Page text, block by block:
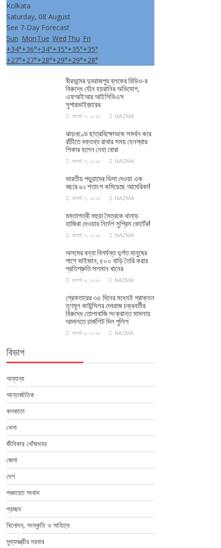
Kolkata
Saturday, 08 August
See 7-Day Forecast
Sun MonTue Wed Thu Fri
+34°+36°+34°+35°+35°+35°
+27°+27°+28°+29°+29°+28°
বীরভূমের দুবরাজপুর ব্লকের বিডিও-র
বিরুদ্ধে যৌন হয়রানির অভিযোগ,
এফআইআর আইসিডিএস
সুপারভাইজ়ারের
আগস্ট ৭, ২০২৬ NAZMA
ঝাড়খণ্ডে ছাত্রবিক্ষোভকে সমর্থন করে
রাঁচীতে বক্তব্য রাখার সময় হেনস্থার
শিকার হলেন নেহা বোরা
আগস্ট ৭, ২০২৬ NAZMA
ভারতীয় পড়ুয়াদের ভিসা দেওয়া এক
বছরে ৬২ শতাংশ কমিয়েছে আমেরিকা!
আগস্ট ৭, ২০২৬ NAZMA
মমতাপন্থী মহুয়া মৈত্রকে থানায়
হাজিরা দেওয়ার নির্দেশ সুপ্রিম কোর্টের!
আগস্ট ৭, ২০২৬ NAZMA
অসমের বন্যা বিপর্যস্ত দুর্গত মানুষের
পাশে ভাইজান, ৫০০ বাড়ি তৈরি করার
প্রতিশ্রুতি সলমান খানের
আগস্ট ৬, ২০২৬ NAZMA
গ্রেফতারের ৩৫ দিনের মধ্যেই প্রাক্তন
তৃণমূল কাউন্সিলর দেবরাজ চক্রবর্তীর
বিরুদ্ধে তোলাবাজি সংক্রান্ত মামলায়
আদালতে চার্জশিট দিল পুলিশ
আগস্ট ৬, ২০২৬ NAZMA
বিভাগ
অন্যান্য
আন্তর্জাতিক
কলকাতা
খেলা
জীবিকার খোঁজখবর
জেলা
দেশ
পঞ্চায়েত সংবাদ
প্রচ্ছদ
বিনোদন, সংস্কৃতি ও সাহিত্য
মুখ্যমন্ত্রীর দরবার